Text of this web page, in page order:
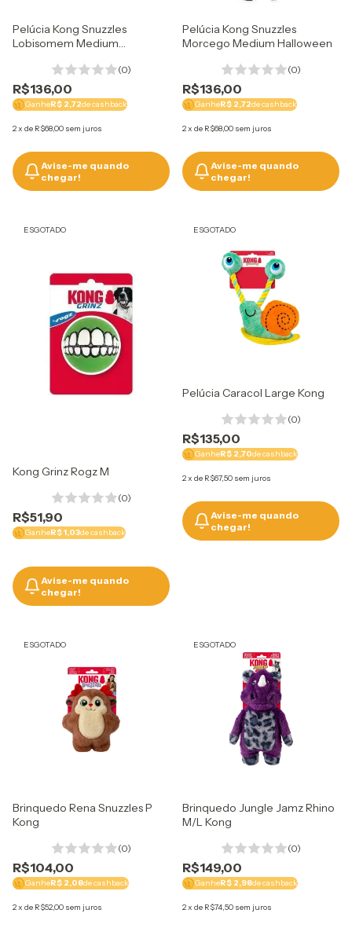
Pelúcia Kong Snuzzles
Lobisomem Medium
(0)
R$136,00
GanheR$ 2,72de cashback
2x de R$68,00 sem juros
Avise-me quando
chegar!
Pelúcia Kong Snuzzles
Morcego Medium Halloween
(0)
R$136,00
GanheR$ 2,72de cashback
2x de R$68,00 sem juros
Avise-me quando
chegar!
ESGOTADO
Kong Grinz Rogz M
(0)
R$51,90
GanheR$ 1,03de cashback
Avise-me quando
chegar!
ESGOTADO
Pelúcia Caracol Large Kong
(0)
R$135,00
GanheR$ 2,70de cashback
2x de R$67,50 sem juros
Avise-me quando
chegar!
ESGOTADO
Brinquedo Rena Snuzzles P
Kong
(0)
R$104,00
GanheR$ 2,08de cashback
2x de R$52,00 sem juros
ESGOTADO
Brinquedo Jungle Jamz Rhino
M/L Kong
(0)
R$149,00
GanheR$ 2,98de cashback
2x de R$74,50 sem juros